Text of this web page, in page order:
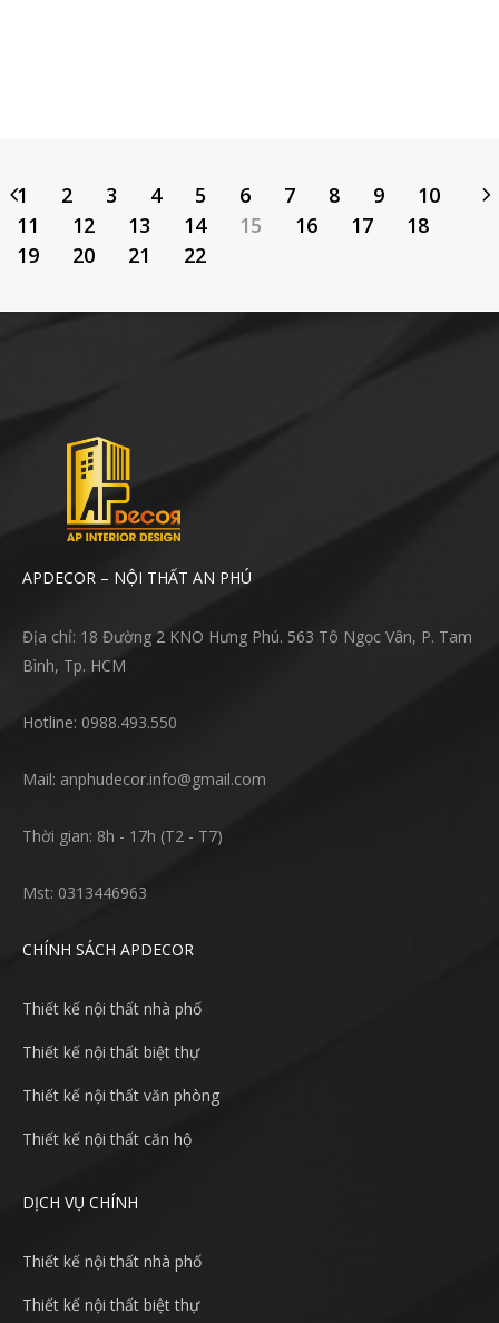
1 2 3 4 5 6 7 8 9
10
11
12 13 14 15 16 17
18
19
20 21 22
APDECOR – NỘI THẤT AN PHÚ
Địa chỉ: 18 Đường 2 KNO Hưng Phú. 563 Tô Ngọc Vân, P. Tam
Bình, Tp. HCM
Hotline: 0988.493.550
Mail: anphudecor.info@gmail.com
Thời gian: 8h - 17h (T2 - T7)
Mst: 0313446963
CHÍNH SÁCH APDECOR
Thiết kế nội thất nhà phố
Thiết kế nội thất biệt thự
Thiết kế nội thất văn phòng
Thiết kế nội thất căn hộ
DỊCH VỤ CHÍNH
Thiết kế nội thất nhà phố
Thiết kế nội thất biệt thự